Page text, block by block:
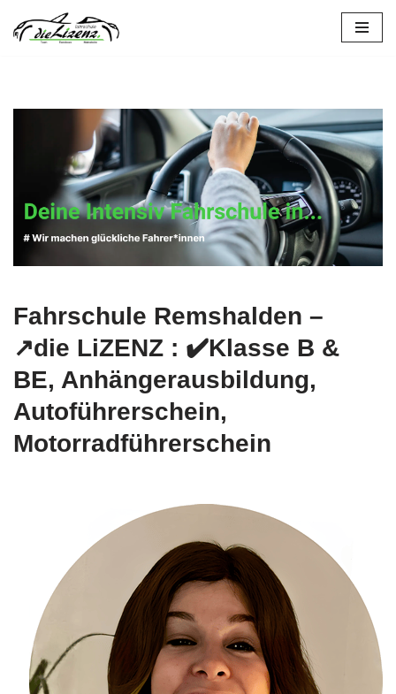
Fahrschule Remshalden –
↗️die LiZENZ : ✔️Klasse B &
BE, Anhängerausbildung,
Autoführerschein,
Motorradführerschein